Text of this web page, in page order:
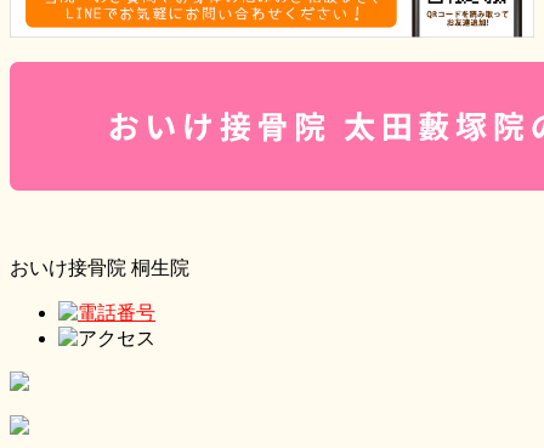
おいけ接骨院 桐生院